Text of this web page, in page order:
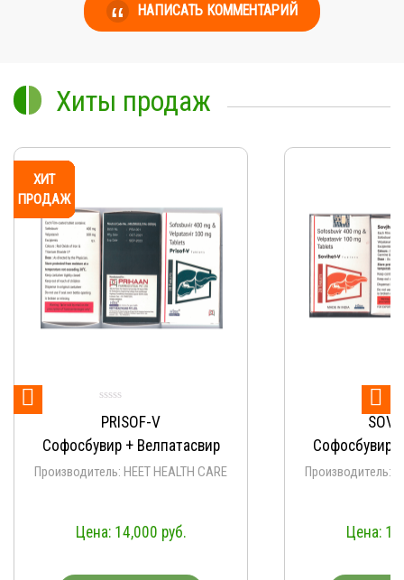
НАПИСАТЬ КОММЕНТАРИЙ
Хиты продаж
+ Велпатасвир
HEET HEALTH CARE
руб.
Софосбувир + Велпатасвир
Производитель: HEET HEALTH CARE
руб.
 